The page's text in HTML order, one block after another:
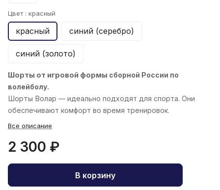
Цвет : красный
красный синий (серебро)
синий (золото)
Шорты от игровой формы сборной России по
волейболу.
Шорты Волар — идеально подходят для спорта. Они
обеспечивают комфорт во время тренировок.
Все описание
2 300 ₽
В корзину